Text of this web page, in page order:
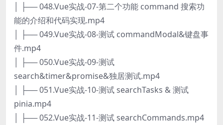
│ ├── 048.Vue实战-07-第二个功能 command 搜索功
能的介绍和代码实现.mp4
│ ├── 049.Vue实战-08-测试 commandModal&键盘事
件.mp4
│ ├── 050.Vue实战-09-测试
search&timer&promise&独居测试.mp4
│ ├── 051.Vue实战-10-测试 searchTasks & 测试
pinia.mp4
│ ├── 052.Vue实战-11-测试 searchCommands.mp4